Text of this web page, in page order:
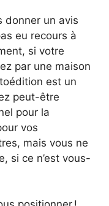
donner un avis
eu recours à
si votre
par une maison
est un
peut-être
pour la
vos
mais vous ne
si ce n’est vous-